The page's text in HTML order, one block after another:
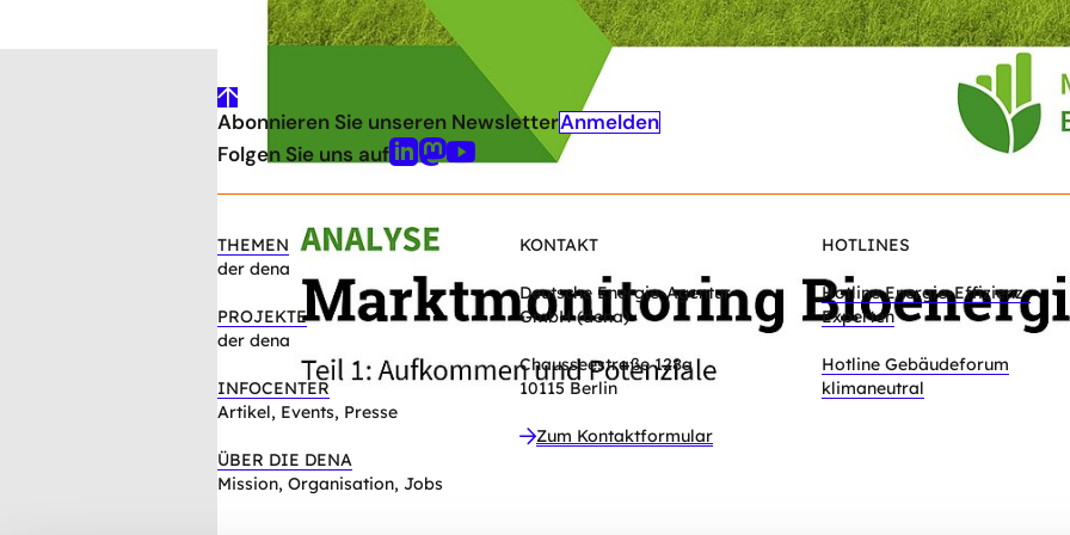
gehe
nach
oben
Abonnieren Sie unseren NewsletterAnmelden
Folgen Sie uns aufLinkedin
Mastodon
Youtube
THEMEN
der dena
PROJEKTE
der dena
INFOCENTER
Artikel, Events, Presse
ÜBER DIE DENA
Mission, Organisation, Jobs
KONTAKT
Deutsche Energie-Agentur
GmbH (dena)
Chausseestraße 128a
10115 Berlin
Zum Kontaktformular
HOTLINES
Hotline Energie-Effizienz-
Experten
Hotline Gebäudeforum
klimaneutral